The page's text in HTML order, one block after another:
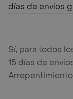
días de envíos
Sí, para todos
15 días de